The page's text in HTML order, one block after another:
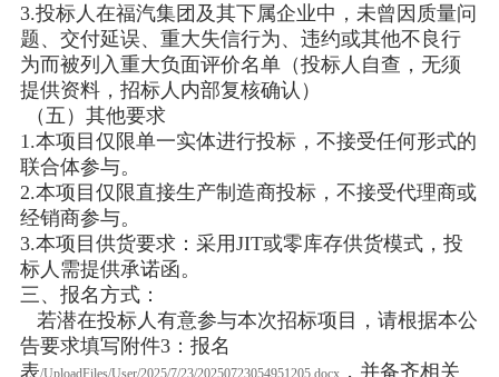
3.投标人在福汽集团及其下属企业中，未曾因质量问
题、交付延误、重大失信行为、违约或其他不良行
为而被列入重大负面评价名单（投标人自查，无须
提供资料，招标人内部复核确认）
（五）其他要求
1.本项目仅限单一实体进行投标，不接受任何形式的
联合体参与。
2.本项目仅限直接生产制造商投标，不接受代理商或
经销商参与。
3.本项目供货要求：采用JIT或零库存供货模式，投
标人需提供承诺函。
三、报名方式：
若潜在投标人有意参与本次招标项目，请根据本公
告要求填写附件3：报名
表/UploadFiles/User/2025/7/23/20250723054951205.docx，并备齐相关